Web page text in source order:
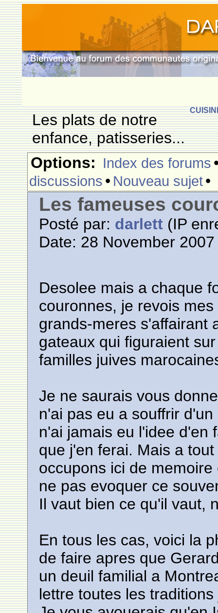
Les plats de notre
enfance, patisseries...
Options: Index des forums
discussions • Nouveau sujet•
Les fameuses
Posté par: darlett (IP
Date: 28 November
Desolee mais a chaque
couronnes, je revois
grands-meres s'affairant
gateaux qui figuraient
familles juives
Je ne saurais vous
n'ai pas eu a souffrir
n'ai jamais eu l'idee d'en
que j'en ferai. Mais a
occupons ici de
ne pas evoquer ce
Il vaut bien ce qu'il vaut,
En tous les cas, voici la
de faire apres que
un deuil familial a
lettre toutes les